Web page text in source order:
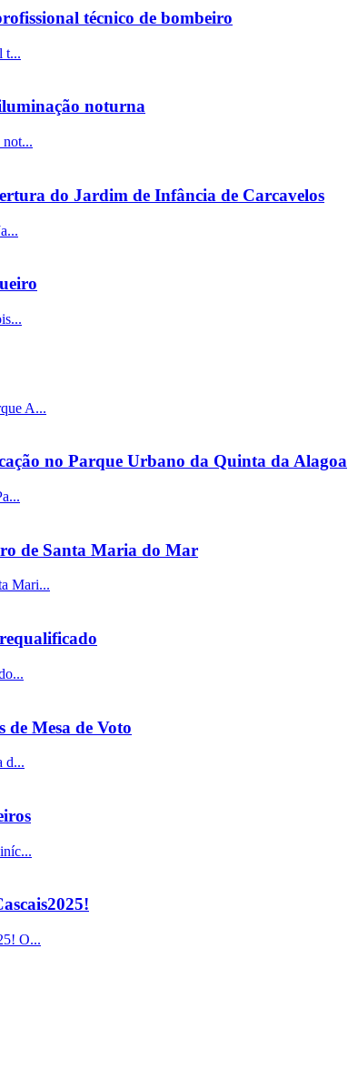
técnico de bombeiro
t...
noturna
not...
do Jardim de Infância de Carcavelos
A...
no Parque Urbano da Quinta da Alagoa
de Santa Maria do Mar
Mari...
de Mesa de Voto
d...
O...